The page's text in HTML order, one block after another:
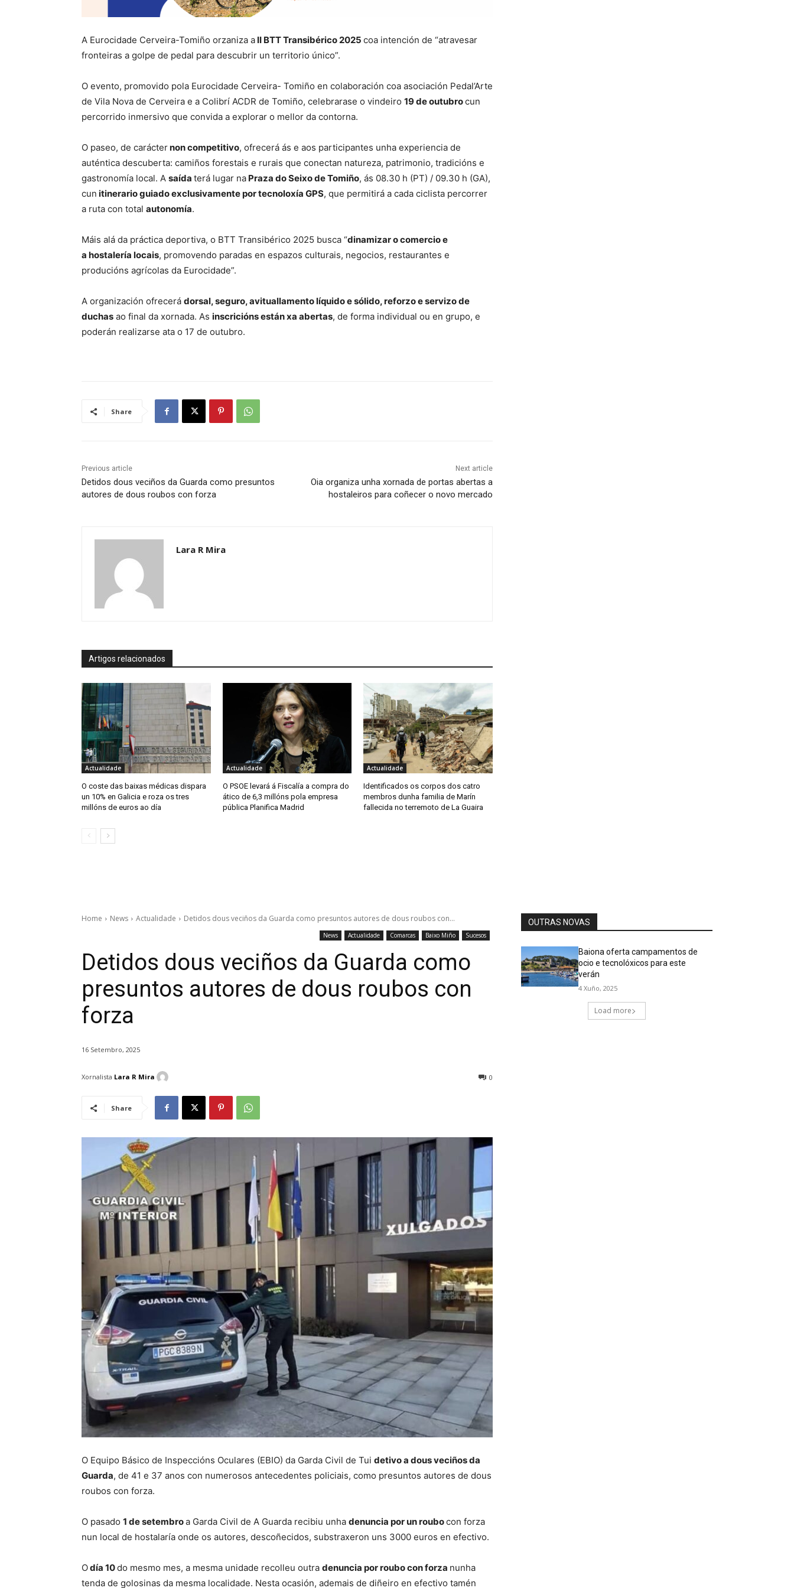
A Eurocidade Cerveira-Tomiño orzaniza a II BTT Transibérico 2025 coa intención de “atravesar
fronteiras a golpe de pedal para descubrir un territorio único”.
O evento, promovido pola Eurocidade Cerveira- Tomiño en colaboración coa asociación Pedal’Arte
de Vila Nova de Cerveira e a Colibrí ACDR de Tomiño, celebrarase o vindeiro 19 de outubrocun
percorrido inmersivo que convida a explorar o mellor da contorna.
O paseo, de carácternon competitivo, ofrecerá ás e aos participantes unha experiencia de
auténtica descuberta: camiños forestais e rurais que conectan natureza, patrimonio, tradicións e
gastronomía local. A saída terá lugar na Praza do Seixo de Tomiño, ás 08.30 h (PT) / 09.30 h (GA),
cun itinerario guiado exclusivamente por tecnoloxía GPS, que permitirá a cada ciclista percorrer
a ruta con total autonomía.
Máis alá da práctica deportiva, o BTT Transibérico 2025 busca “dinamizar o comercio e
a hostalería locais, promovendo paradas en espazos culturais, negocios, restaurantes e
producións agrícolas da Eurocidade”.
A organización ofrecerá dorsal, seguro, avituallamento líquido e sólido, reforzo e servizo de
duchas ao final da xornada. As inscricións están xa abertas, de forma individual ou en grupo, e
poderán realizarse ata o 17 de outubro.
Share
Previous article
Detidos dous veciños da Guarda como presuntos
autores de dous roubos con forza
Next article
Oia organiza unha xornada de portas abertas a
hostaleiros para coñecer o novo mercado
Lara R Mira
Artigos relacionados
Actualidade
O coste das baixas médicas dispara
un 10% en Galicia e roza os tres
millóns de euros ao día
Actualidade
O PSOE levará á Fiscalía a compra do
ático de 6,3 millóns pola empresa
pública Planifica Madrid
Actualidade
Identificados os corpos dos catro
membros dunha familia de Marín
fallecida no terremoto de La Guaira